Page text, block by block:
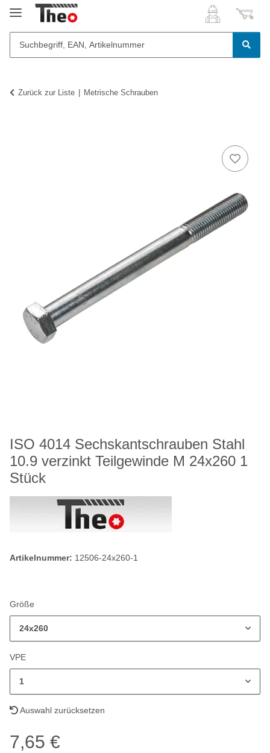
Zurück zur Liste Metrische Schrauben
ISO 4014 Sechskantschrauben Stahl
10.9 verzinkt Teilgewinde M 24x260 1
Stück
Artikelnummer: 12506-24x260-1
Größe
24x260
VPE
1
Auswahl zurücksetzen
7,65 €